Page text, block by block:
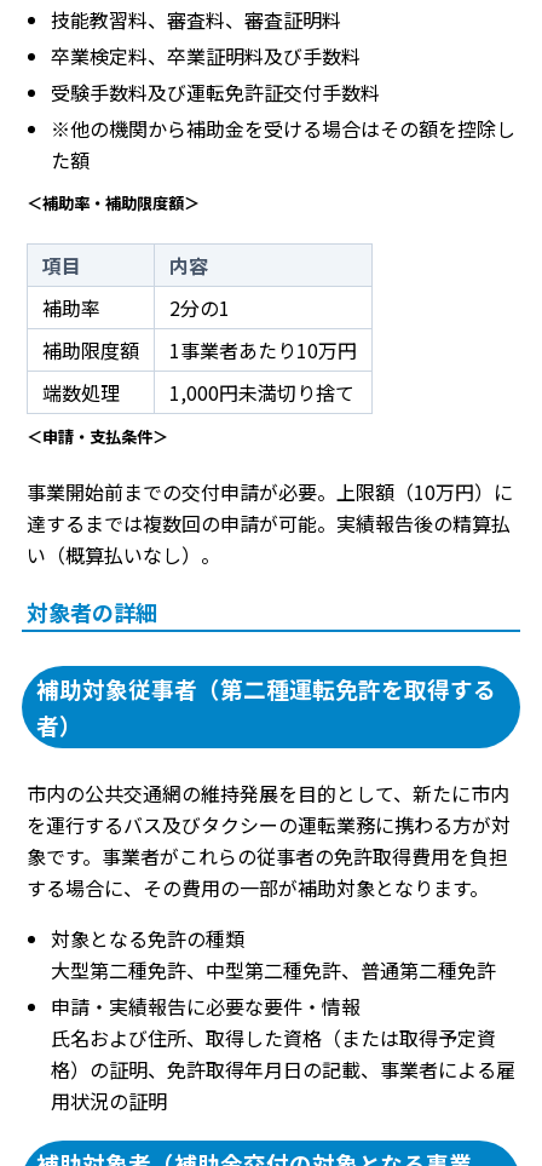
技能教習料、審査料、審査証明料
卒業検定料、卒業証明料及び手数料
受験手数料及び運転免許証交付手数料
※他の機関から補助金を受ける場合はその額を控除し
た額
＜補助率・補助限度額＞
項目
内容
補助率
2分の1
補助限度額
1事業者あたり10万円
端数処理
1,000円未満切り捨て
＜申請・支払条件＞
事業開始前までの交付申請が必要。上限額（10万円）に
達するまでは複数回の申請が可能。実績報告後の精算払
い（概算払いなし）。
対象者の詳細
補助対象従事者（第二種運転免許を取得する
者）
市内の公共交通網の維持発展を目的として、新たに市内
を運行するバス及びタクシーの運転業務に携わる方が対
象です。事業者がこれらの従事者の免許取得費用を負担
する場合に、その費用の一部が補助対象となります。
対象となる免許の種類
大型第二種免許、中型第二種免許、普通第二種免許
申請・実績報告に必要な要件・情報
氏名および住所、取得した資格（または取得予定資
格）の証明、免許取得年月日の記載、事業者による雇
用状況の証明